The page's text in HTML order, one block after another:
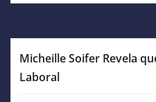
Micheille Soifer Revela
Laboral